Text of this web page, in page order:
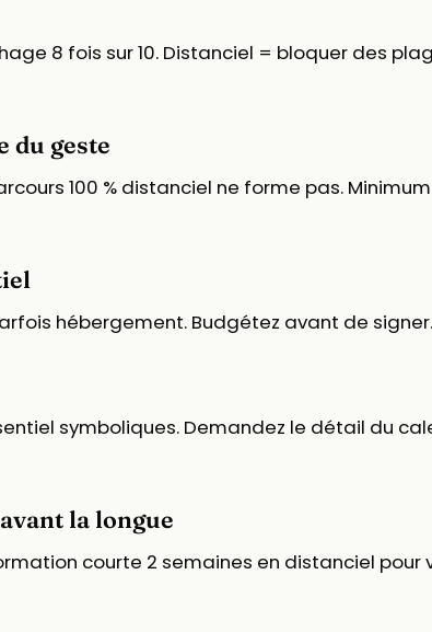
8 fois sur 10. Distanciel = bloquer des
du geste
100 % distanciel ne forme pas.
hébergement. Budgétez avant de signer.
symboliques. Demandez le détail du
la longue
courte 2 semaines en distanciel pour